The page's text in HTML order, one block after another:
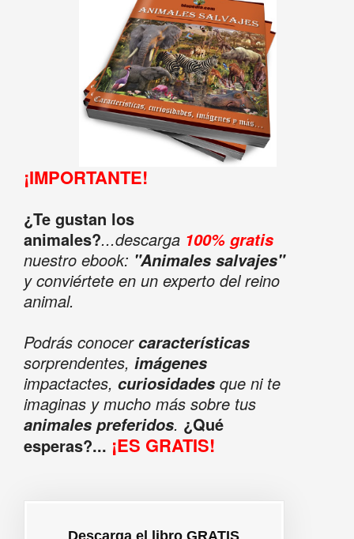
¡IMPORTANTE!
¿Te gustan los
animales?...descarga 100% gratis
nuestro ebook: "Animales salvajes"
y conviértete en un experto del reino
animal.
Podrás conocercaracterísticas
sorprendentes, imágenes
impactactes, curiosidadesque ni te
imaginas y mucho más sobre tus
animales preferidos. ¿Qué
esperas?... ¡ES GRATIS!
Descarga el libro GRATIS